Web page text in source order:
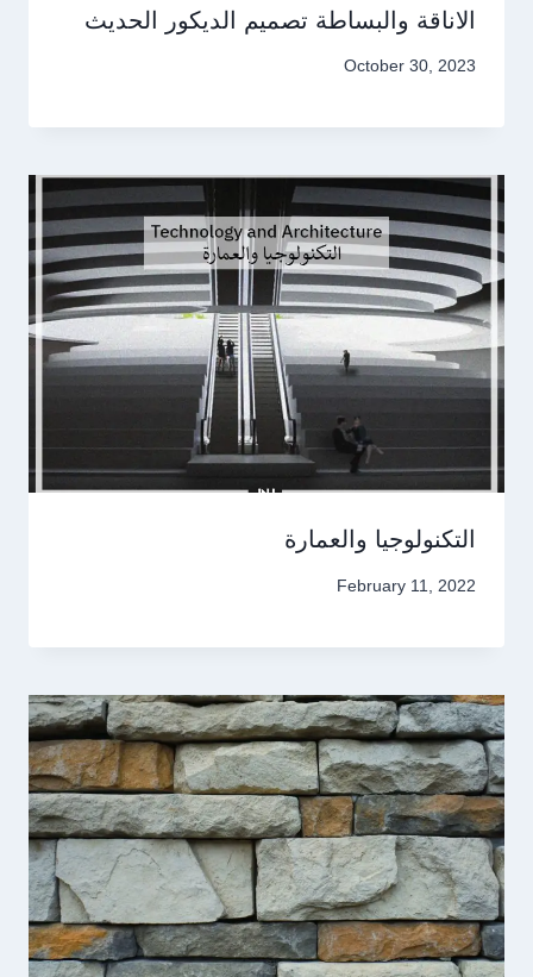
الاناقة والبساطة تصميم الديكور الحديث
October 30, 2023
التكنولوجيا والعمارة
February 11, 2022